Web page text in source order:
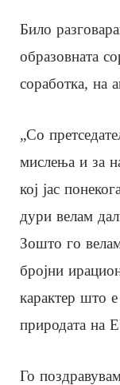
Било
образовната
соработка, на
„Со
мислења и за
кој јас
дури велам
Зошто го
бројни
карактер што
природата на
Го